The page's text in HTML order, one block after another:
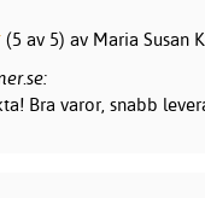
(5 av 5) av Maria Susan
Bra varor, snabb